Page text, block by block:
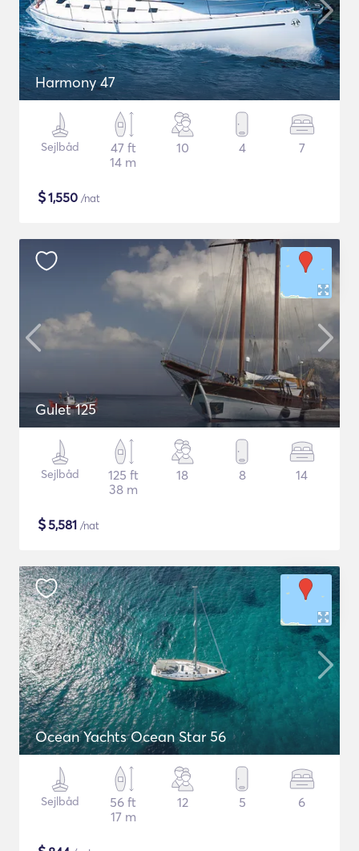
Harmony 47
Sejlbåd
47 ft
14 m
10 4 7
$1,550 /nat
Gulet 125
Sejlbåd
125 ft
38 m
18 8 14
$5,581 /nat
Ocean Yachts Ocean Star 56
Sejlbåd
56 ft
17 m
12 5 6